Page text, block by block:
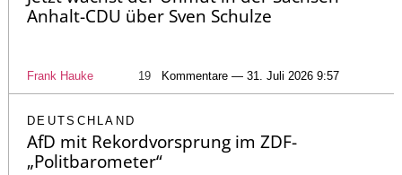
Anhalt-CDU über Sven Schulze
Frank Hauke 19 Kommentare — 31. Juli 2026 9:57
DEUTSCHLAND
AfD mit Rekordvorsprung im ZDF-
„Politbarometer“